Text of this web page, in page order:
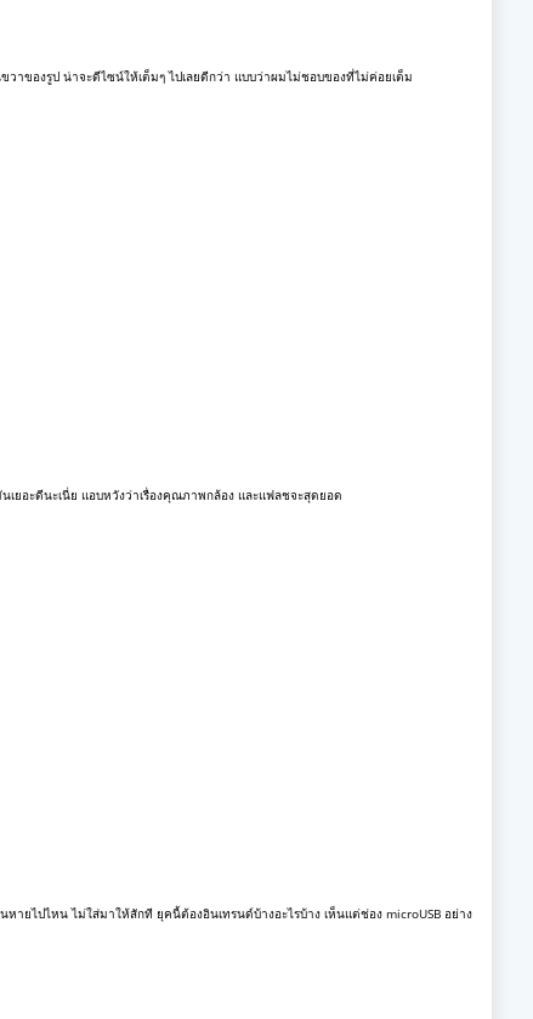
ของรูป น่าจะดีไซน์ให้เต็มๆ ไปเลยดีกว่า แบบว่าผมไม่ชอบของที่ไม่ค่อยเต็ม
อะดีนะเนี่ย แอบหวังว่าเรื่องคุณภาพกล้อง และแฟลชจะสุดยอด
ายไปไหน ไม่ใส่มาให้สักที ยุคนี้ต้องอินเทรนด์บ้างอะไรบ้าง เห็นแต่ช่อง microUSB อย่าง